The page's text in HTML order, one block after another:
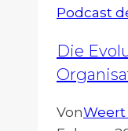
Podcast
Die
VonWeert